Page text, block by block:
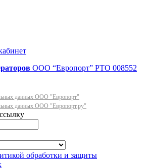
ООО “Европорт” РТО 008552
данных ООО "Европорт"
данных ООО "Европорт.ру"
обработки и защиты